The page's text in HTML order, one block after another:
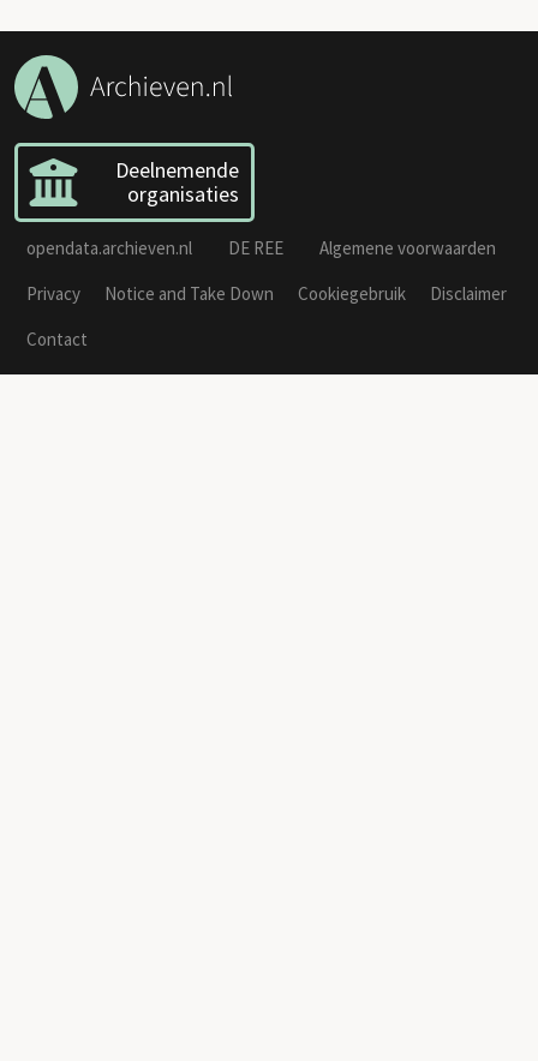
Deelnemende
organisaties
opendata.archieven.nl DE REE
Algemene voorwaarden
Privacy
Notice and Take Down Cookiegebruik
Disclaimer
Contact